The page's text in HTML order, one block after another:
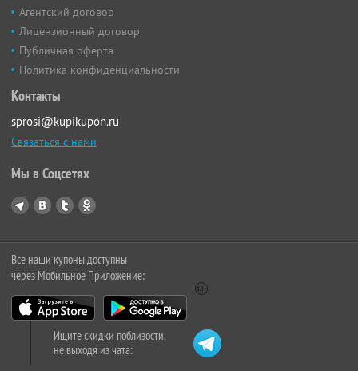
Агентский договор
Лицензионный договор
Публичная оферта
Политика конфиденциальности
Контакты
sprosi@kupikupon.ru
Связаться с нами
Мы в Соцсетях
Все наши купоны доступны
через Мобильное Приложение:
Ищите скидки поблизости,
не выходя из чата: